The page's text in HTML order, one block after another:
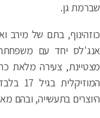
גן.
בתם של מירב
יחד עם משפחתה
צעירה מלאת
בתעשייה, ובהם מאור